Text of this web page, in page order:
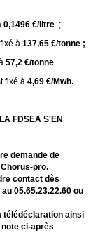
0,1496 €/litre ;
à 137,65 €/tonne ;
57,2 €/tonne
fixé à 4,69 €/Mwh.
FDSEA S'EN
demande de
pro.
contact dès
05.65.23.22.60 ou
télédéclaration ainsi
ci-après